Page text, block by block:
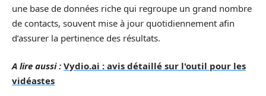
une base de données riche qui regroupe un grand nombre
de contacts, souvent mise à jour quotidiennement afin
d’assurer la pertinence des résultats.
A lire aussi : Vydio.ai : avis détaillé sur l'outil pour les
vidéastes